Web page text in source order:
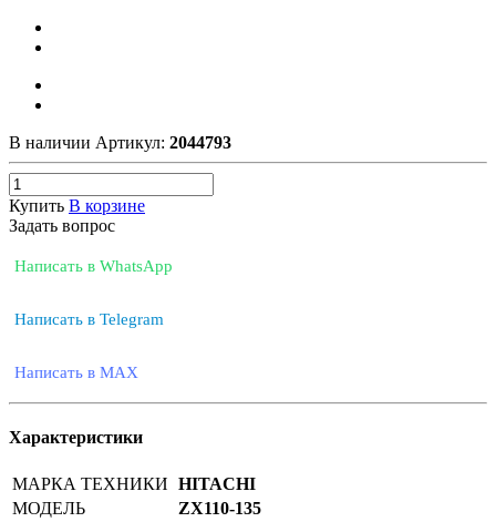
В наличии Артикул: 2044793
Купить В корзине
Задать вопрос
Написать в WhatsApp
Написать в Telegram
Написать в MAX
Характеристики
МАРКА ТЕХНИКИ HITACHI
МОДЕЛЬ
ZX110-135